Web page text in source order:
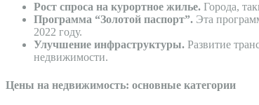
Рост спроса на курортное жилье. Города,
Программа “Золотой паспорт”. Эта
2022 году.
Улучшение инфраструктуры. Развитие
недвижимости.
Цены на недвижимость: основные категории